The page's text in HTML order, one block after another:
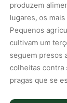
produzem
lugares, os
Pequenos
cultivam um
seguem presos
colheitas contra
pragas que se